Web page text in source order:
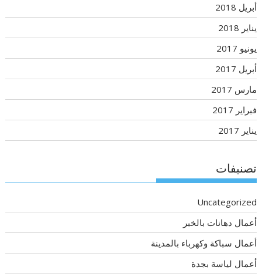
أبريل 2018
يناير 2018
يونيو 2017
أبريل 2017
مارس 2017
فبراير 2017
يناير 2017
تصنيفات
Uncategorized
أعمال دهانات بالخبر
أعمال سباكة وكهرباء بالمدينة
أعمال لياسة بجدة